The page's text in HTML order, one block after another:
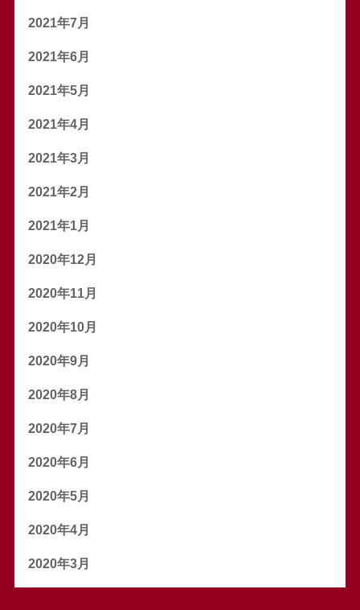
2021年7月
2021年6月
2021年5月
2021年4月
2021年3月
2021年2月
2021年1月
2020年12月
2020年11月
2020年10月
2020年9月
2020年8月
2020年7月
2020年6月
2020年5月
2020年4月
2020年3月